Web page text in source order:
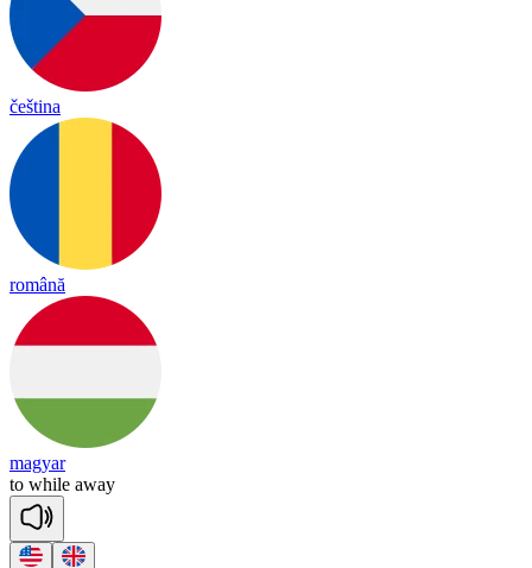
čeština
română
magyar
to while away